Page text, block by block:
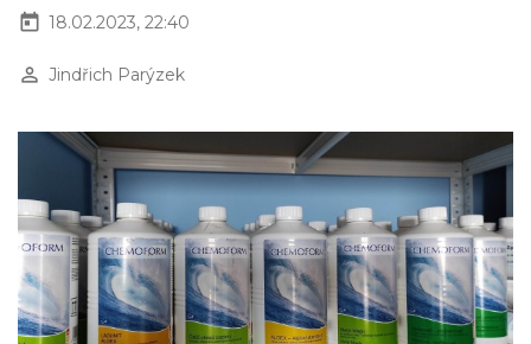
today 18.02.2023, 22:40
perm_identity Jindřich Parýzek